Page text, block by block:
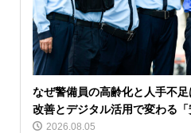
なぜ警備員の高齢化と人手不
改善とデジタル活用で変わる「
2026.08.05